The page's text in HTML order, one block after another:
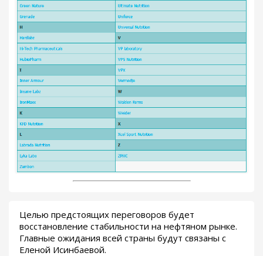
Целью предстоящих переговоров будет
восстановление стабильности на нефтяном рынке.
Главные ожидания всей страны будут связаны с
Еленой Исинбаевой.